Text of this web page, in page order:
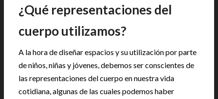
¿Qué representaciones del
cuerpo utilizamos?
A la hora de diseñar espacios y su utilización por parte
de niños, niñas y jóvenes, debemos ser conscientes de
las representaciones del cuerpo en nuestra vida
cotidiana, algunas de las cuales podemos haber